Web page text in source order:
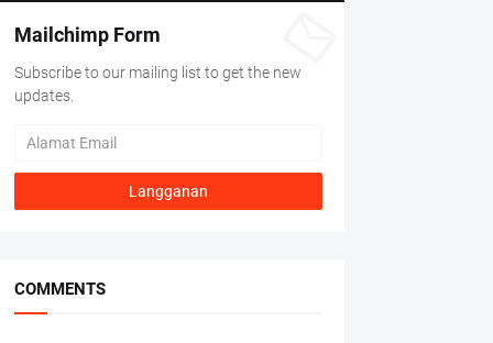
Mailchimp Form
Subscribe to our mailing list to get the new
updates.
COMMENTS